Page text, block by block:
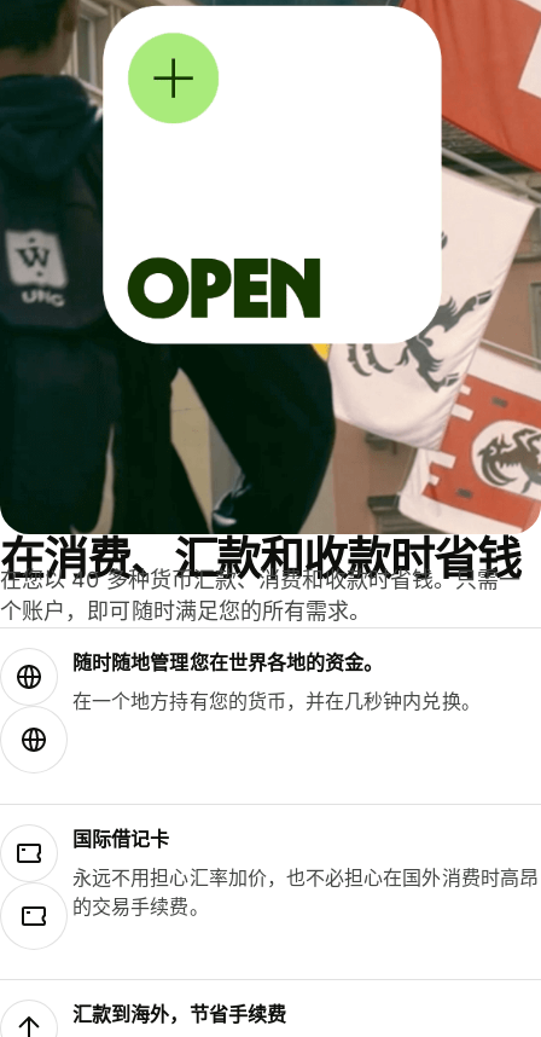
在消费、汇款和收款时省钱
在您以 40 多种货币汇款、消费和收款时省钱。只需一
个账户，即可随时满足您的所有需求。
随时随地管理您在世界各地的资金。
在一个地方持有您的货币，并在几秒钟内兑换。
国际借记卡
永远不用担心汇率加价，也不必担心在国外消费时高昂
的交易手续费。
汇款到海外，节省手续费